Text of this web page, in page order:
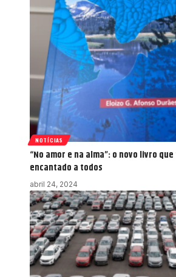
NOTÍCIAS
“No amor e na alma”: o novo livro
encantado a todos
abril 24, 2024